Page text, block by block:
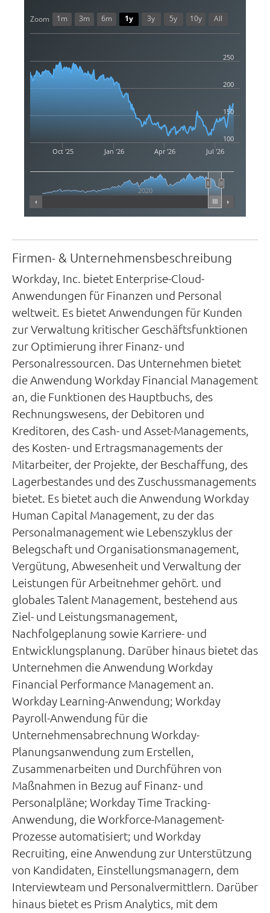
Oct '25 Jan '26 Apr '26 Jul '26
2020
100
150
200
250
Zoom 1m 3m 6m 1y 3y 5y 10y All
Firmen- & Unternehmensbeschreibung
Workday, Inc. bietet Enterprise-Cloud-
Anwendungen für Finanzen und Personal
weltweit. Es bietet Anwendungen für Kunden
zur Verwaltung kritischer Geschäftsfunktionen
zur Optimierung ihrer Finanz- und
Personalressourcen. Das Unternehmen bietet
die Anwendung Workday Financial Management
an, die Funktionen des Hauptbuchs, des
Rechnungswesens, der Debitoren und
Kreditoren, des Cash- und Asset-Managements,
des Kosten- und Ertragsmanagements der
Mitarbeiter, der Projekte, der Beschaffung, des
Lagerbestandes und des Zuschussmanagements
bietet. Es bietet auch die Anwendung Workday
Human Capital Management, zu der das
Personalmanagement wie Lebenszyklus der
Belegschaft und Organisationsmanagement,
Vergütung, Abwesenheit und Verwaltung der
Leistungen für Arbeitnehmer gehört. und
globales Talent Management, bestehend aus
Ziel- und Leistungsmanagement,
Nachfolgeplanung sowie Karriere- und
Entwicklungsplanung. Darüber hinaus bietet das
Unternehmen die Anwendung Workday
Financial Performance Management an.
Workday Learning-Anwendung; Workday
Payroll-Anwendung für die
Unternehmensabrechnung Workday-
Planungsanwendung zum Erstellen,
Zusammenarbeiten und Durchführen von
Maßnahmen in Bezug auf Finanz- und
Personalpläne; Workday Time Tracking-
Anwendung, die Workforce-Management-
Prozesse automatisiert; und Workday
Recruiting, eine Anwendung zur Unterstützung
von Kandidaten, Einstellungsmanagern, dem
Interviewteam und Personalvermittlern. Darüber
hinaus bietet es Prism Analytics, mit dem